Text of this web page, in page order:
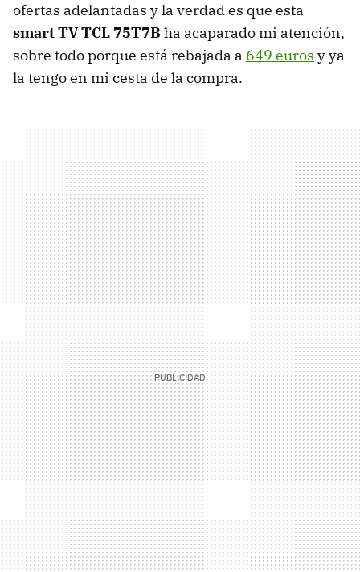
ofertas adelantadas y la verdad es que esta
smart TV TCL 75T7B ha acaparado mi atención,
sobre todo porque está rebajada a 649 euros y ya
la tengo en mi cesta de la compra.